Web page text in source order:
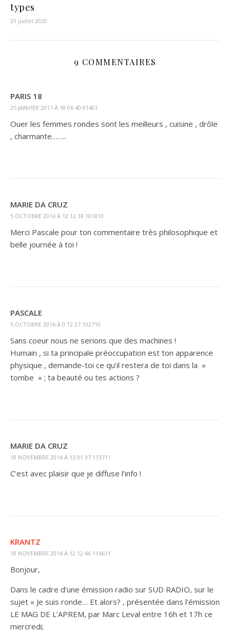
types
31 juillet 2020
9 COMMENTAIRES
PARIS 18
25 JANVIER 2017 À 18 06 40 01401
Ouer les femmes rondes sont les meilleurs , cuisine , drôle
, charmante……..
MARIE DA CRUZ
5 OCTOBRE 2016 À 12 12 18 101810
Merci Pascale pour ton commentaire très philosophique et
belle journée à toi !
PASCALE
5 OCTOBRE 2016 À 0 12 27 102710
Sans coeur nous ne serions que des machines !
Humain , si ta principale préoccupation est ton apparence
physique , demande-toi ce qu’il restera de toi dans la »
tombe » ; ta beauté ou tes actions ?
MARIE DA CRUZ
18 NOVEMBRE 2014 À 13 01 37 113711
C’est avec plaisir que je diffuse l’info !
KRANTZ
18 NOVEMBRE 2014 À 12 12 46 114611
Bonjour,
Dans le cadre d’une émission radio sur SUD RADIO, sur le
sujet « Je suis ronde… Et alors? , présentée dans l’émission
LE MAG DE L’APREM, par Marc Leval entre 16h et 17h ce
mercredi;